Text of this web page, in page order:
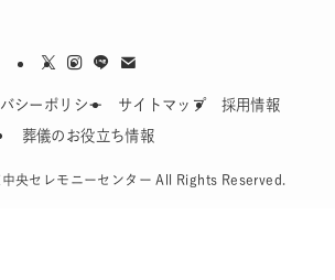
シーポリシー サイトマップ
採用情報
葬儀のお役立ち情報
央セレモニーセンター All Rights Reserved.